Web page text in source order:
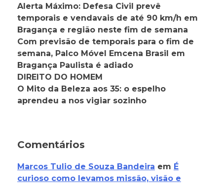
Alerta Máximo: Defesa Civil prevê
temporais e vendavais de até 90 km/h em
Bragança e região neste fim de semana
Com previsão de temporais para o fim de
semana, Palco Móvel Emcena Brasil em
Bragança Paulista é adiado
DIREITO DO HOMEM
O Mito da Beleza aos 35: o espelho
aprendeu a nos vigiar sozinho
Comentários
Marcos Tulio de Souza Bandeira em É
curioso como levamos missão, visão e